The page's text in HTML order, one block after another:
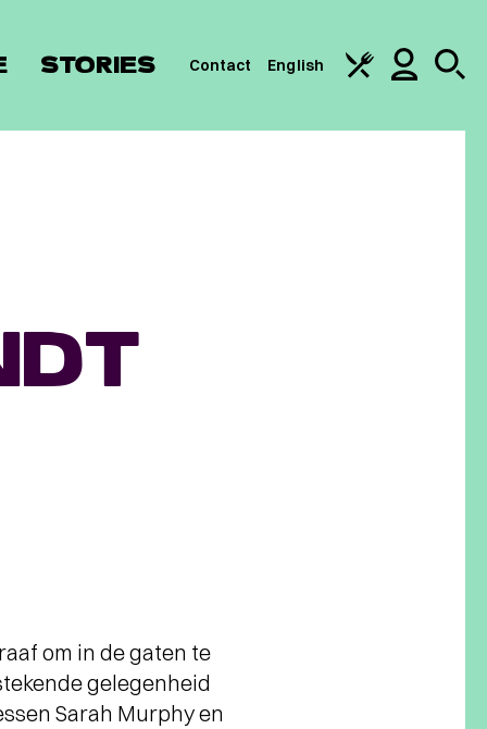
STORIES Contact English
om in de gaten te
gelegenheid
Sarah Murphy en